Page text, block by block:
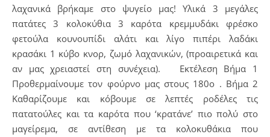
λαχανικά βρήκαμε στο ψυγείο μας! Υλικά 3 μεγάλες
πατάτες 3 κολοκύθια 3 καρότα κρεμμυδάκι φρέσκο
φετούλα κουνουπίδι αλάτι και λίγο πιπέρι λαδάκι
κρασάκι 1 κύβο κνορ, ζωμό λαχανικών, (προαιρετικά και
αν μας χρειαστεί στη συνέχεια). Εκτέλεση Βήμα 1
Προθερμαίνουμε τον φούρνο μας στους 180ο . Βήμα 2
Καθαρίζουμε και κόβουμε σε λεπτές ροδέλες τις
πατατούλες και τα καρότα που ‘κρατάνε’ πιο πολύ στο
μαγείρεμα, σε αντίθεση με τα κολοκυθάκια που